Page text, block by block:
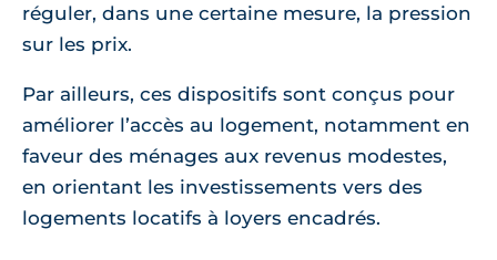
réguler, dans une certaine mesure, la pression
sur les prix.
Par ailleurs, ces dispositifs sont conçus pour
améliorer l’accès au logement, notamment en
faveur des ménages aux revenus modestes,
en orientant les investissements vers des
logements locatifs à loyers encadrés.